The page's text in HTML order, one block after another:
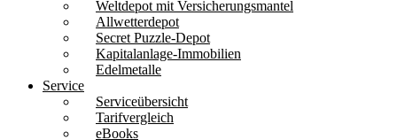
Weltdepot mit Versicherungsmantel
Allwetterdepot
Secret Puzzle-Depot
Kapitalanlage-Immobilien
Edelmetalle
Service
Serviceübersicht
Tarifvergleich
eBooks